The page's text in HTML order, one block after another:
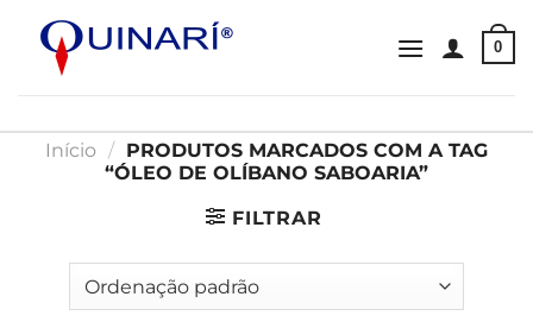
content
0
Início / PRODUTOS MARCADOS COM A TAG
“ÓLEO DE OLÍBANO SABOARIA”
FILTRAR